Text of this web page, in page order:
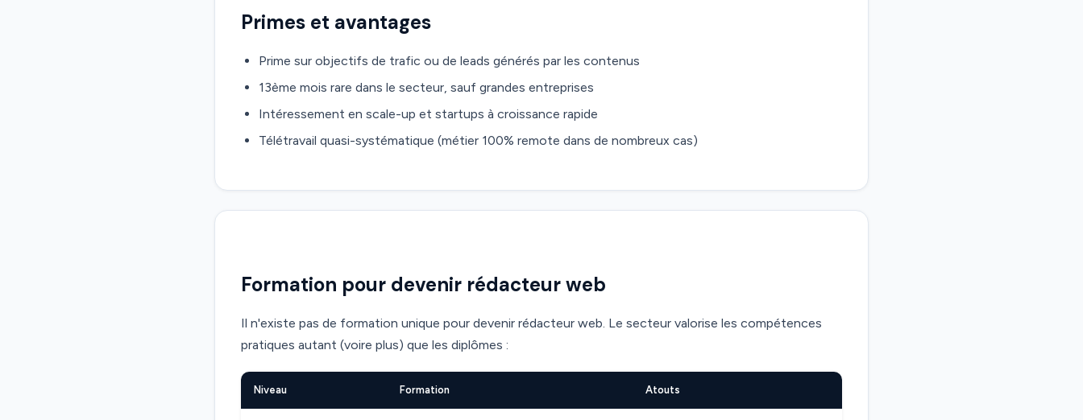
Primes et avantages
Prime sur objectifs de trafic ou de leads générés par les contenus
13ème mois rare dans le secteur, sauf grandes entreprises
Intéressement en scale-up et startups à croissance rapide
Télétravail quasi-systématique (métier 100% remote dans de nombreux cas)
Formation pour devenir rédacteur web
Il n'existe pas de formation unique pour devenir rédacteur web. Le secteur valorise les compétences
pratiques autant (voire plus) que les diplômes :
Niveau Formation Atouts